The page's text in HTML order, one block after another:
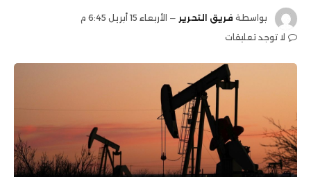
بواسطة فريق التحرير
الأربعاء 15 أبريل 6:45 م
لا توجد تعليقات